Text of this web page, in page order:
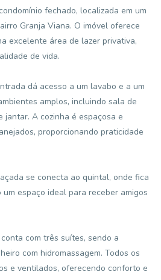
fechado, localizada em um
Granja Viana. O imóvel oferece
excelente área de lazer privativa,
de vida.
dá acesso a um lavabo e a um
amplos, incluindo sala de
jantar. A cozinha é espaçosa e
proporcionando praticidade
se conecta ao quintal, onde fica
espaço ideal para receber amigos
com três suítes, sendo a
com hidromassagem. Todos os
e ventilados, oferecendo conforto e